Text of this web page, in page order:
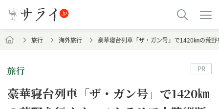
旅行 海外旅行 豪華寝台列車「ザ・ガン号」で1420㎞の荒
旅行
豪華寝台列車「ザ・ガン号」で1420㎞
PR